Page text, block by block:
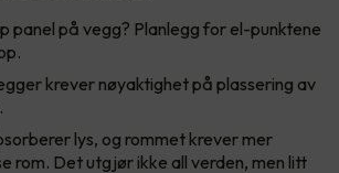
panel på vegg? Planlegg for el-punktene
krever nøyaktighet på plassering av
lys, og rommet krever mer
rom. Det utgjør ikke all verden, men litt